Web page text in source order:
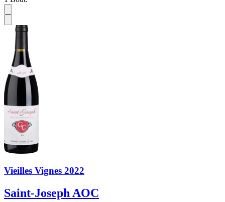
Vieilles Vignes 2022
Saint-Joseph AOC